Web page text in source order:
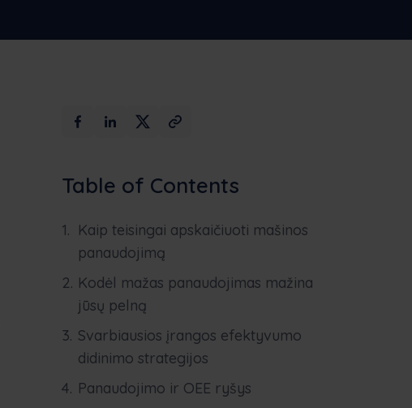
Table of Contents
Kaip teisingai apskaičiuoti mašinos
panaudojimą
Kodėl mažas panaudojimas mažina
jūsų pelną
Svarbiausios įrangos efektyvumo
didinimo strategijos
Panaudojimo ir OEE ryšys